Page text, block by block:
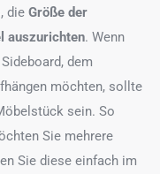
die Größe der
auszurichten. Wenn
dem
möchten, sollte
sein. So
Sie mehrere
Sie diese einfach im